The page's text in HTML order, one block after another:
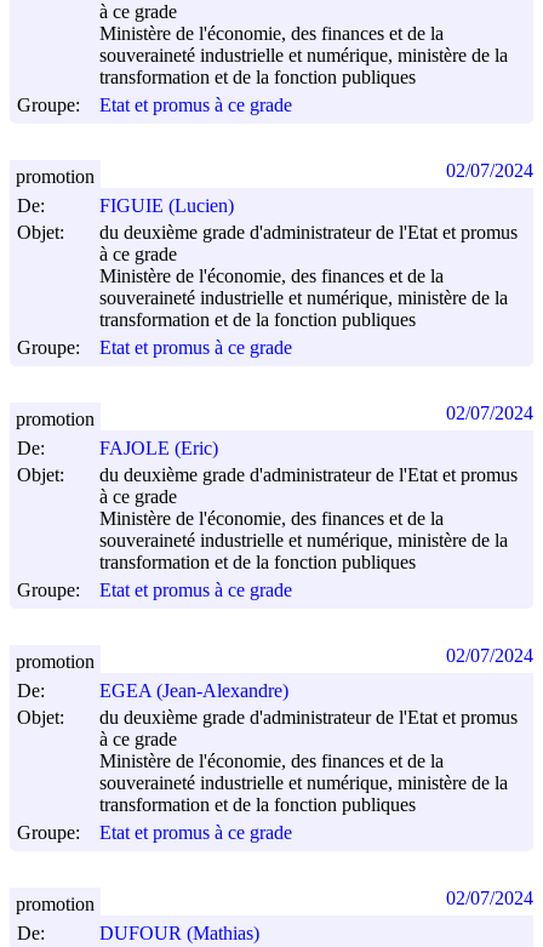
à ce grade
Ministère de l'économie, des finances et de la
souveraineté industrielle et numérique, ministère de la
transformation et de la fonction publiques
Groupe:
Etat et promus à ce grade
De:
FIGUIE (Lucien)
Objet:
du deuxième grade d'administrateur de l'Etat et promus
à ce grade
Ministère de l'économie, des finances et de la
souveraineté industrielle et numérique, ministère de la
transformation et de la fonction publiques
Groupe:
Etat et promus à ce grade
promotion 02/07/2024
De:
FAJOLE (Eric)
Objet:
du deuxième grade d'administrateur de l'Etat et promus
à ce grade
Ministère de l'économie, des finances et de la
souveraineté industrielle et numérique, ministère de la
transformation et de la fonction publiques
Groupe:
Etat et promus à ce grade
promotion 02/07/2024
De:
EGEA (Jean-Alexandre)
Objet:
du deuxième grade d'administrateur de l'Etat et promus
à ce grade
Ministère de l'économie, des finances et de la
souveraineté industrielle et numérique, ministère de la
transformation et de la fonction publiques
Groupe:
Etat et promus à ce grade
promotion 02/07/2024
De:
DUFOUR (Mathias)
promotion 02/07/2024